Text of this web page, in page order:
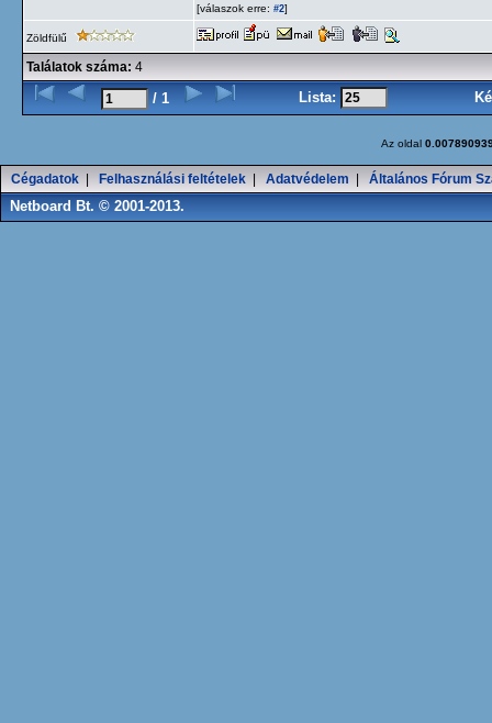
[válaszok erre: #2]
Zöldfülű
Találatok száma: 4
/ 1 Lista:
Az oldal
Cégadatok Felhasználási feltételek Adatvédelem Általános Fórum
Netboard Bt. © 2001-2013.